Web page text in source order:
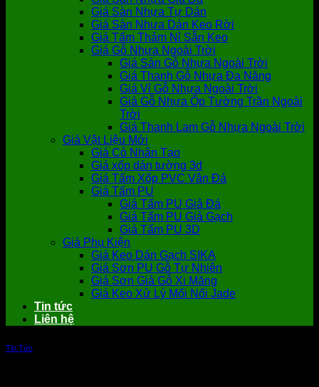
Giá Sàn Nhựa Tự Dán
Giá Sàn Nhựa Dán Keo Rời
Giá Tấm Thảm Nỉ Sẵn Keo
Giá Gỗ Nhựa Ngoài Trời
Giá Sàn Gỗ Nhựa Ngoài Trời
Giá Thanh Gỗ Nhựa Đa Năng
Giá Vỉ Gỗ Nhựa Ngoài Trời
Giá Gỗ Nhựa Ốp Tường Trần Ngoài
Trời
Giá Thanh Lam Gỗ Nhựa Ngoài Trời
Giá Vật Liệu Mới
Giá Cỏ Nhân Tạo
Giá xốp dán tường 3d
Giá Tấm Xốp PVC Vân Đá
Giá Tấm PU
Giá Tấm PU Giả Đá
Giá Tấm PU Giả Gạch
Giá Tấm PU 3D
Giá Phụ Kiện
Giá Keo Dán Gạch SIKA
Giá Sơn PU Gỗ Tự Nhiên
Giá Sơn Giả Gỗ Xi Măng
Giá Keo Xử Lý Mối Nối Jade
Tin tức
Liên hệ
Tin Tức